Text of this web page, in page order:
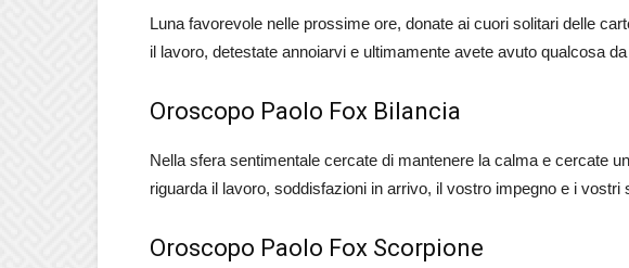
Luna favorevole nelle prossime ore, donate ai cuori solitari delle
il lavoro, detestate annoiarvi e ultimamente avete avuto qualcosa
Oroscopo Paolo Fox Bilancia
Nella sfera sentimentale cercate di mantenere la calma e cercate
riguarda il lavoro, soddisfazioni in arrivo, il vostro impegno e i vostri
Oroscopo Paolo Fox Scorpione